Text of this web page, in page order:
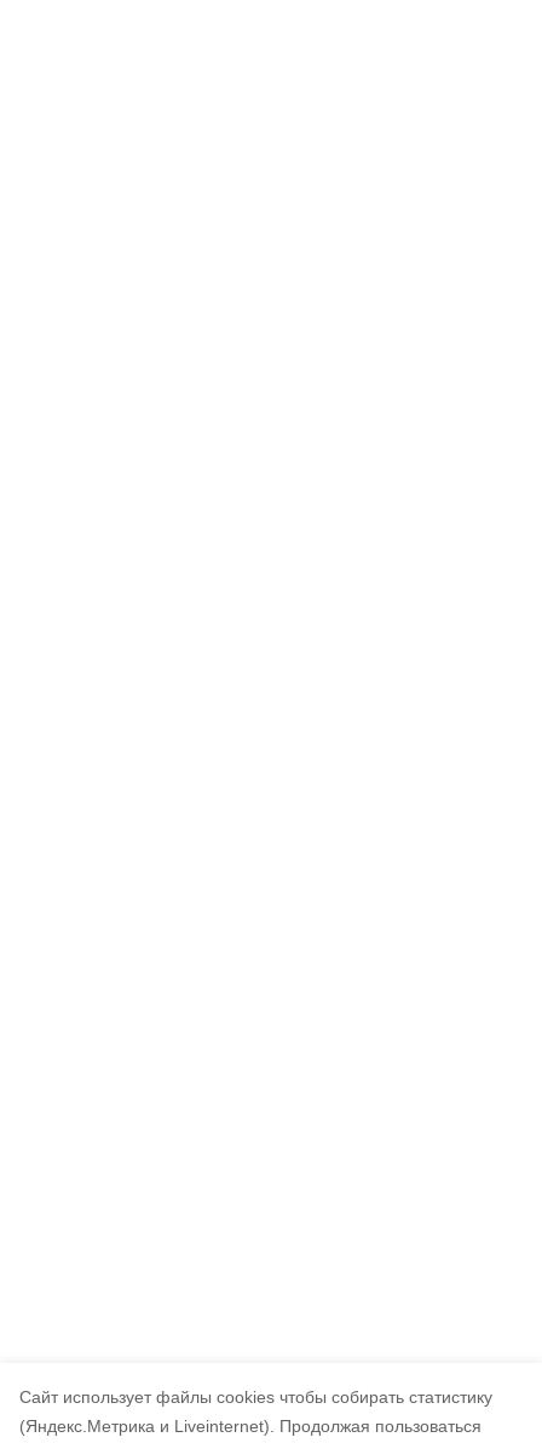
Cайт использует файлы cookies чтобы собирать статистику
(Яндекс.Метрика и Liveinternet).
Продолжая пользоваться